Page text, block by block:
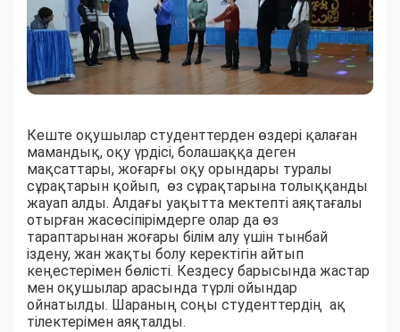
Кеште оқушылар студенттерден өздері қалаған
мамандық, оқу үрдісі, болашаққа деген
мақсаттары, жоғарғы оқу орындары туралы
сұрақтарын қойып, өз сұрақтарына толыққанды
жауап алды. Алдағы уақытта мектепті аяқтағалы
отырған жасөсіпірімдерге олар да өз
тараптарынан жоғары білім алу үшін тынбай
іздену, жан жақты болу керектігін айтып
кеңестерімен бөлісті. Кездесу барысында жастар
мен оқушылар арасында түрлі ойындар
ойнатылды. Шараның соңы студенттердің ақ
тілектерімен аяқталды.